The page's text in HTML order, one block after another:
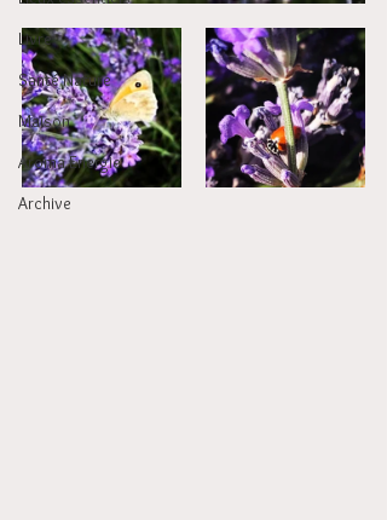
Livre
Santé Nature
Maison
Aroma Energie
Archive